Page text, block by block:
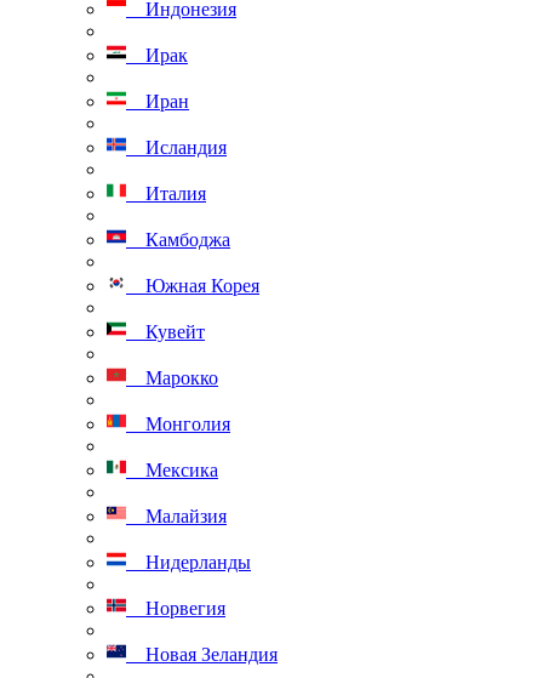
Индонезия
Ирак
Иран
Исландия
Италия
Камбоджа
Южная Корея
Кувейт
Марокко
Монголия
Мексика
Малайзия
Нидерланды
Норвегия
Новая Зеландия